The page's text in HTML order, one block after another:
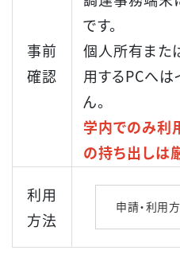
事前
確認
です。
個人所有また
用するPCへは
ん。
学内でのみ利
の持ち出しは
利用
方法
申請・利用